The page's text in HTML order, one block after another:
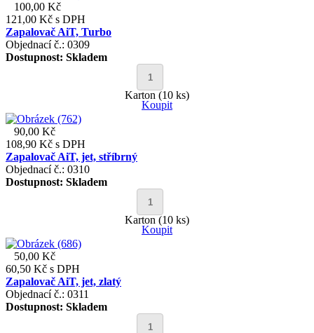
100,00 Kč
121,00 Kč s DPH
Zapalovač AiT, Turbo
Objednací č.: 0309
Dostupnost: Skladem
Karton (10 ks)
Koupit
90,00 Kč
108,90 Kč s DPH
Zapalovač AiT, jet, stříbrný
Objednací č.: 0310
Dostupnost: Skladem
Karton (10 ks)
Koupit
50,00 Kč
60,50 Kč s DPH
Zapalovač AiT, jet, zlatý
Objednací č.: 0311
Dostupnost: Skladem